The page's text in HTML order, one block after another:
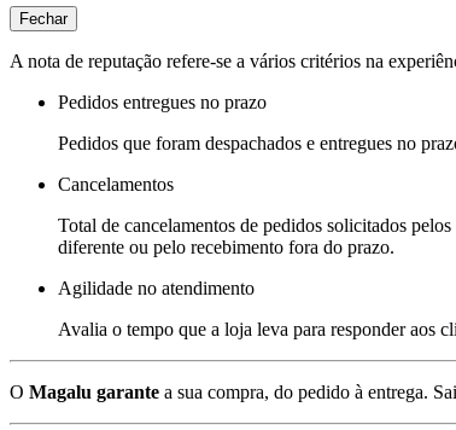
Fechar
A nota de reputação refere-se a vários critérios na
Pedidos entregues no prazo
Pedidos que foram despachados e entregues no
Cancelamentos
Total de cancelamentos de pedidos solicitados
diferente ou pelo recebimento fora do prazo.
Agilidade no atendimento
Avalia o tempo que a loja leva para responder aos
O Magalu garante a sua compra, do pedido à entrega.